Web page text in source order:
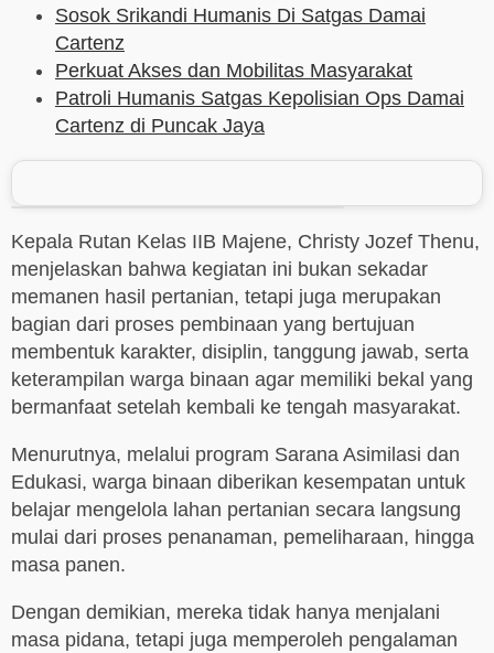
Sosok Srikandi Humanis Di Satgas Damai
Cartenz
Perkuat Akses dan Mobilitas Masyarakat
Patroli Humanis Satgas Kepolisian Ops Damai
Cartenz di Puncak Jaya
Kepala Rutan Kelas IIB Majene, Christy Jozef Thenu,
menjelaskan bahwa kegiatan ini bukan sekadar
memanen hasil pertanian, tetapi juga merupakan
bagian dari proses pembinaan yang bertujuan
membentuk karakter, disiplin, tanggung jawab, serta
keterampilan warga binaan agar memiliki bekal yang
bermanfaat setelah kembali ke tengah masyarakat.
Menurutnya, melalui program Sarana Asimilasi dan
Edukasi, warga binaan diberikan kesempatan untuk
belajar mengelola lahan pertanian secara langsung
mulai dari proses penanaman, pemeliharaan, hingga
masa panen.
Dengan demikian, mereka tidak hanya menjalani
masa pidana, tetapi juga memperoleh pengalaman